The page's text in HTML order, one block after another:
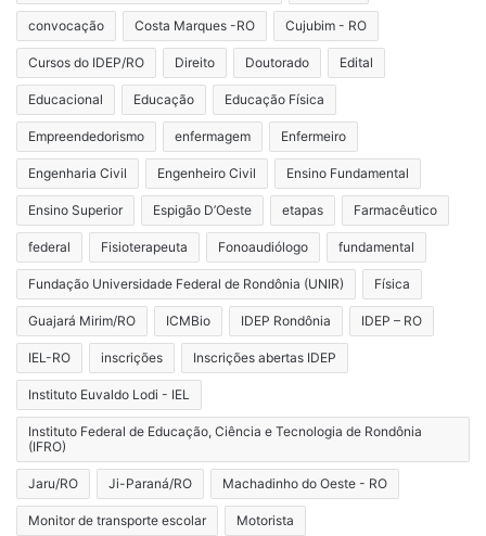
convocação Costa Marques -RO Cujubim - RO
Cursos do IDEP/RO Direito Doutorado Edital
Educacional Educação Educação Física
Empreendedorismo enfermagem Enfermeiro
Engenharia Civil Engenheiro Civil Ensino Fundamental
Ensino Superior Espigão D’Oeste etapas Farmacêutico
federal Fisioterapeuta Fonoaudiólogo fundamental
Fundação Universidade Federal de Rondônia (UNIR) Física
Guajará Mirim/RO ICMBio IDEP Rondônia IDEP – RO
IEL-RO inscrições Inscrições abertas IDEP
Instituto Euvaldo Lodi - IEL
Instituto Federal de Educação, Ciência e Tecnologia de Rondônia
(IFRO)
Jaru/RO Ji-Paraná/RO Machadinho do Oeste - RO
Monitor de transporte escolar Motorista